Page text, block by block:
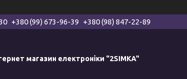
+380 (99) 673-96-39 +380 (98) 847-22-89
магазин електроніки "2SIMKA"